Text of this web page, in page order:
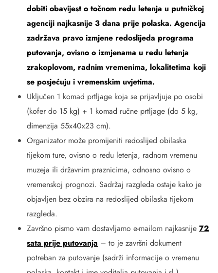
dobiti obavijest o točnom redu letenja u putničkoj
agenciji najkasnije 3 dana prije polaska. Agencija
zadržava pravo izmjene redoslijeda programa
putovanja, ovisno o izmjenama u redu letenja
zrakoplovom, radnim vremenima, lokalitetima koji
se posjećuju i vremenskim uvjetima.
Uključen 1 komad prtljage koja se prijavljuje po osobi
(kofer do 15 kg) + 1 komad ručne prtljage (do 5 kg,
dimenzija 55x40x23 cm).
Organizator može promijeniti redoslijed obilaska
tijekom ture, ovisno o redu letenja, radnom vremenu
muzeja ili državnim praznicima, odnosno ovisno o
vremenskoj prognozi. Sadržaj razgleda ostaje kako je
objavljen bez obzira na redoslijed obilaska tijekom
razgleda.
Završno pismo vam dostavljamo e-mailom najkasnije 72
sata prije putovanja – to je završni dokument
potreban za putovanje (sadrži informacije o vremenu